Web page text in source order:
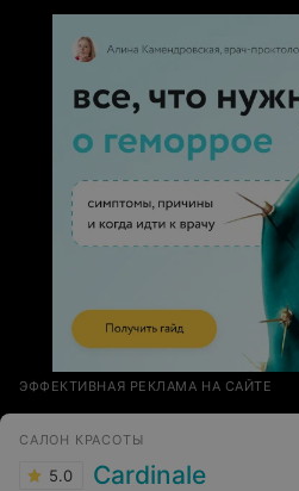
и приятная система лояльности
клиентам!) Особые слова
мастеру по педикюру Светлане -
стремится использовать
индивидуальный подход к
приятнейший, деликатный и
которым одинаково приятно как
помолчать во время сеанса!!!)
желаю наилучших благ,
своей работы!
ЭФФЕКТИВНАЯ РЕКЛАМА НА САЙТЕ
САЛОН КРАСОТЫ
5.0 Cardinale